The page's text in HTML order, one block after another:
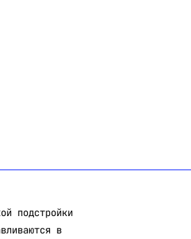
подстройки
в